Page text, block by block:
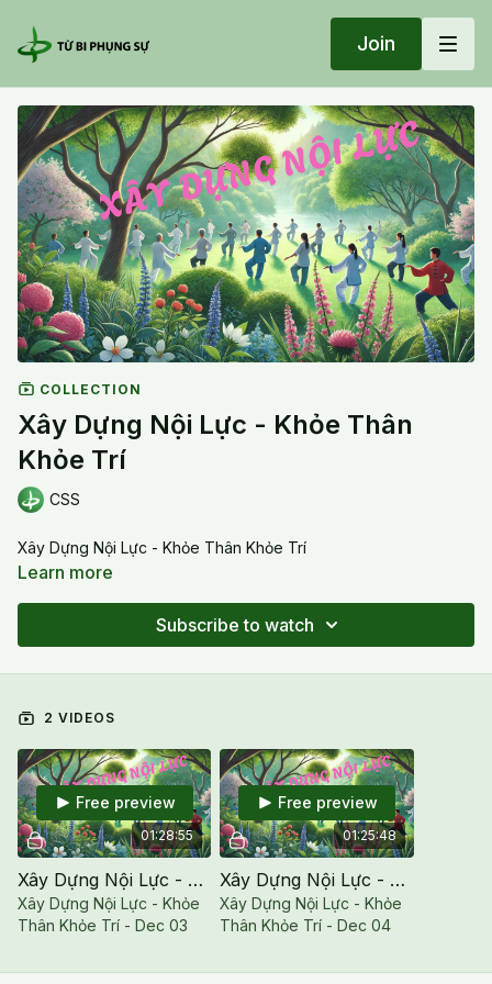
Join
COLLECTION
Xây Dựng Nội Lực - Khỏe Thân
Khỏe Trí
CSS
Xây Dựng Nội Lực - Khỏe Thân Khỏe Trí
Learn more
Subscribe to watch
2 VIDEOS
01:28:55
Free preview
Xây Dựng Nội Lực - Khỏe Thân Khỏe Trí - Dec 03
Xây Dựng Nội Lực - Khỏe
Thân Khỏe Trí - Dec 03
01:25:48
Free preview
Xây Dựng Nội Lực - Khỏe Thân Khỏe Trí - Dec 04
Xây Dựng Nội Lực - Khỏe
Thân Khỏe Trí - Dec 04